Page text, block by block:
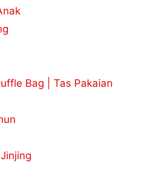
Bag | Tas Pakaian